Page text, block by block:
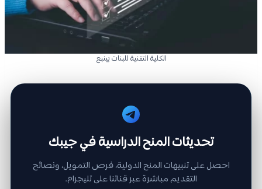
الكلية التقنية للبنات بينبع
تحديثات المنح الدراسية في جيبك
احصل على تنبيهات المنح الدولية، فرص التمويل، ونصائح
التقديم مباشرة عبر قناتنا على تليجرام.